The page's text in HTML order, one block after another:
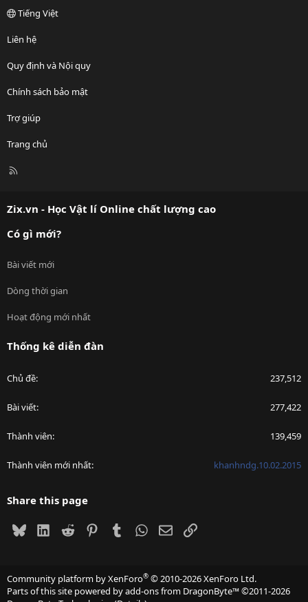
Tiếng Việt
Liên hệ
Quy định và Nội quy
Chính sách bảo mật
Trợ giúp
Trang chủ
R
Zix.vn - Học Vật lí Online chất lượng cao
Có gì mới?
Bài viết mới
Dòng thời gian
Hoạt động mới nhất
Thống kê diễn đàn
Chủ đề 237,512
Bài viết 277,422
Thành viên 139,459
Thành viên mới nhất khanhndg.10.02.2015
Share this page
BlueskyLinkedIn
Reddit PinterestTumblrWhatsApp
EmailLink
Community platform by XenForo® © 2010-2026 XenForo Ltd.
Parts of this site powered byadd-ons from DragonByte™©2011-2026